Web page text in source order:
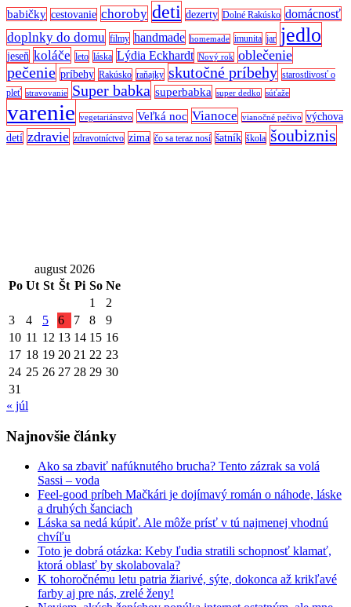
babičky cestovanie choroby deti dezerty Dolné Rakúsko domácnosť
doplnky do domu filmy handmade homemade imunita jar jedlo
jeseň koláče leto láska Lýdia Eckhardt Nový rok oblečenie
pečenie príbehy Rakúsko raňajky skutočné príbehy starostlivosť o
pleť stravovanie Super babka superbabka super dedko súťaže
varenie vegetariánstvo Veľká noc Vianoce vianočné pečivo
výchova
detí zdravie zdravotníctvo zima čo sa teraz nosí šatník škola šoubiznis
august 2026
Po Ut St Št Pi So Ne
1
2
3
4 5 6 7 8
9
10 11 12 13 14 15 16
17 18 19 20 21 22 23
24 25 26 27 28 29 30
31
« júl
Najnovšie články
Ako sa zbaviť nafúknutého brucha? Tento zázrak sa volá
Sassi – voda
Feel-good príbeh Mačkári je dojímavý román o náhode, láske
a druhých šanciach
Láska sa nedá kúpiť. Ale môže prísť v tú najmenej vhodnú
chvíľu
Toto je dobrá otázka: Keby ľudia stratili schopnosť klamať,
ktorá oblasť by skolabovala?
K tohoročnému letu patria žiarivé, sýte, dokonca až krikľavé
farby aj pre nás, zrelé ženy!